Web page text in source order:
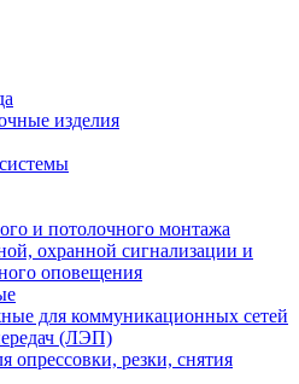
изделия
и потолочного монтажа
охранной сигнализации и
оповещения
для коммуникационных сетей
(ЛЭП)
опрессовки, резки, снятия